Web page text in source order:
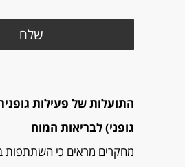
התועלות של פעילות
גופני) לבריאות המוח
מחקרים מראים כי השתתפות